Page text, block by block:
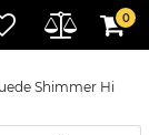
0
Shimmer Hi